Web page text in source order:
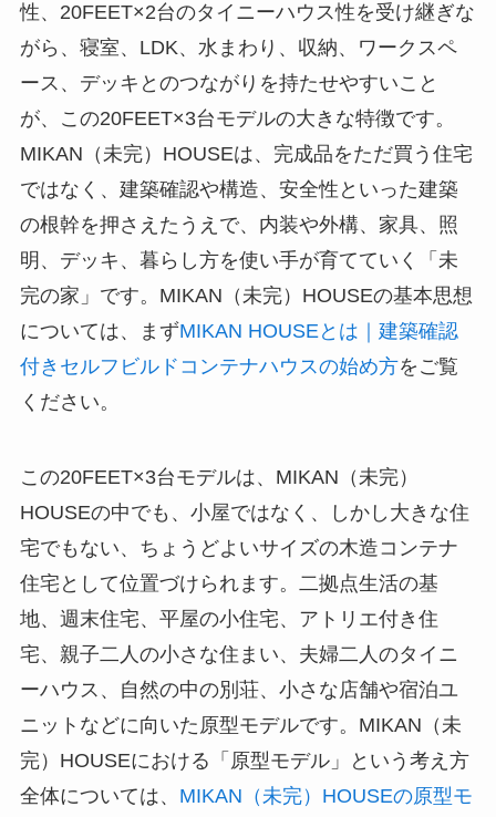
性、20FEET×2台のタイニーハウス性を受け継ぎな
がら、寝室、LDK、水まわり、収納、ワークスペ
ース、デッキとのつながりを持たせやすいこと
が、この20FEET×3台モデルの大きな特徴です。
MIKAN（未完）HOUSEは、完成品をただ買う住宅
ではなく、建築確認や構造、安全性といった建築
の根幹を押さえたうえで、内装や外構、家具、照
明、デッキ、暮らし方を使い手が育てていく「未
完の家」です。MIKAN（未完）HOUSEの基本思想
については、まずMIKAN HOUSEとは｜建築確認
付き セルフ ビルドコンテナハウスの始め方をご覧
ください。
この20FEET×3台モデルは、MIKAN（未完）
HOUSEの中でも、小屋ではなく、しかし大きな住
宅でもない、ちょうどよいサイズの木造コンテナ
住宅として位置づけられます。二拠点生活の基
地、週末住宅、平屋の小住宅、アトリエ付き住
宅、親子二人の小さな住まい、夫婦二人のタイニ
ーハウス、自然の中の別荘、小さな店舗や宿泊ユ
ニットなどに向いた原型モデルです。MIKAN（未
完）HOUSEにおける「原型モデル」という考え方
全体については、 MIKAN （未完）HOUSEの原型モ